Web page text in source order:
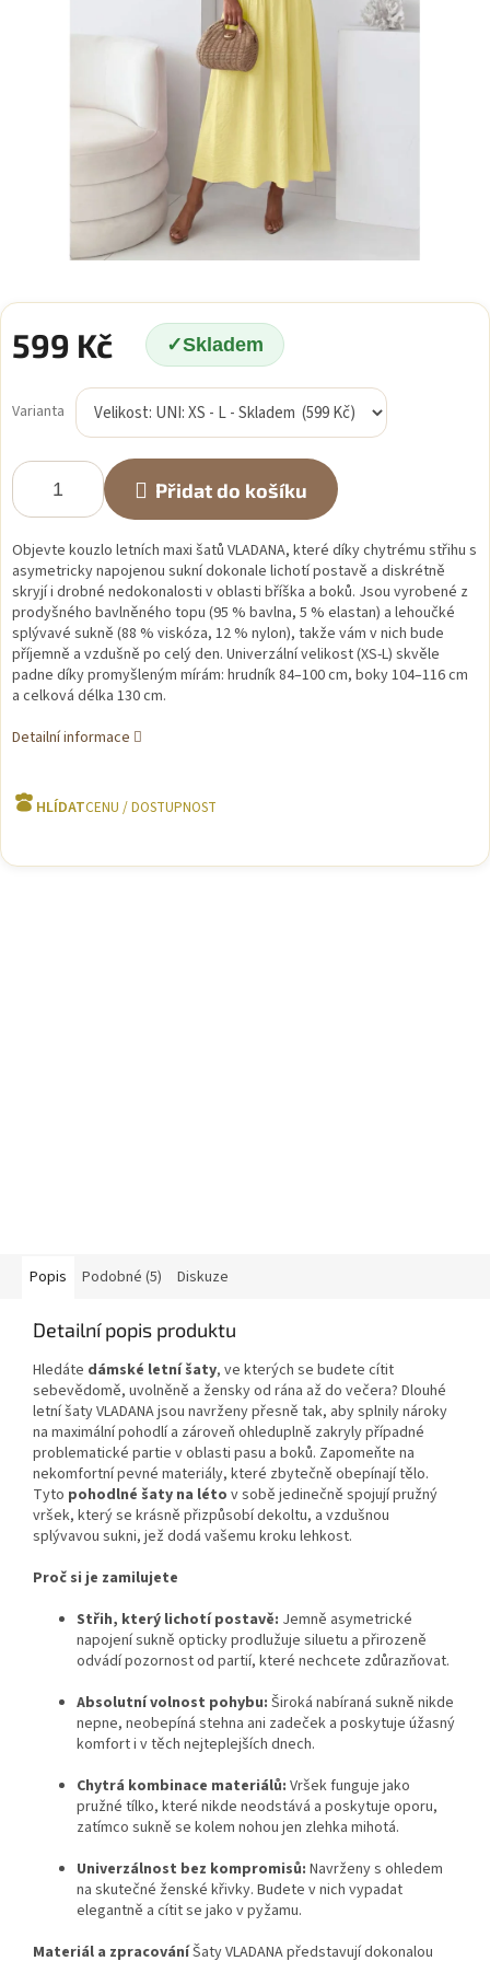
599 Kč Skladem
cena:
Varianta
Přidat do košíku
Objevte kouzlo letních maxi šatů VLADANA, které díky chytrému střihu s
asymetricky napojenou sukní dokonale lichotí postavě a diskrétně
skryjí i drobné nedokonalosti v oblasti bříška a boků. Jsou vyrobené z
prodyšného bavlněného topu (95 % bavlna, 5 % elastan) a lehoučké
splývavé sukně (88 % viskóza, 12 % nylon), takže vám v nich bude
příjemně a vzdušně po celý den. Univerzální velikost (XS-L) skvěle
padne díky promyšleným mírám: hrudník 84–100 cm, boky 104–116 cm
a celková délka 130 cm.
Detailní informace
HLÍDAT
Popis Podobné (5) Diskuze
Detailní popis produktu
Hledáte dámské letní šaty, ve kterých se budete cítit
sebevědomě, uvolněně a žensky od rána až do večera? Dlouhé
letní šaty VLADANA jsou navrženy přesně tak, aby splnily nároky
na maximální pohodlí a zároveň ohleduplně zakryly případné
problematické partie v oblasti pasu a boků. Zapomeňte na
nekomfortní pevné materiály, které zbytečně obepínají tělo.
Tyto pohodlné šaty na léto v sobě jedinečně spojují pružný
vršek, který se krásně přizpůsobí dekoltu, a vzdušnou
splývavou sukni, jež dodá vašemu kroku lehkost.
Proč si je zamilujete
Střih, který lichotí postavě: Jemně asymetrické
napojení sukně opticky prodlužuje siluetu a přirozeně
odvádí pozornost od partií, které nechcete zdůrazňovat.
Absolutní volnost pohybu: Široká nabíraná sukně nikde
nepne, neobepíná stehna ani zadeček a poskytuje úžasný
komfort i v těch nejteplejších dnech.
Chytrá kombinace materiálů: Vršek funguje jako
pružné tílko, které nikde neodstává a poskytuje oporu,
zatímco sukně se kolem nohou jen zlehka mihotá.
Univerzálnost bez kompromisů: Navrženy s ohledem
na skutečné ženské křivky. Budete v nich vypadat
elegantně a cítit se jako v pyžamu.
Materiál a zpracováníŠaty VLADANA představují dokonalou